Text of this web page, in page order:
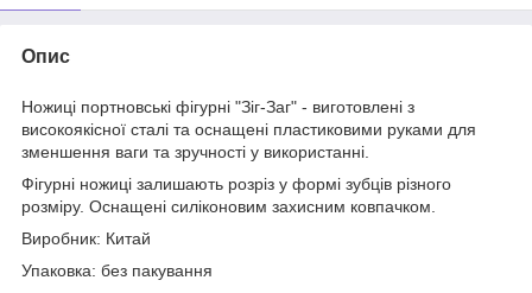
Опис
Ножиці портновські фігурні "Зіг-Заг" - виготовлені з
високоякісної сталі та оснащені пластиковими руками для
зменшення ваги та зручності у використанні.
Фігурні ножиці залишають розріз у формі зубців різного
розміру. Оснащені силіконовим захисним ковпачком.
Виробник: Китай
Упаковка: без пакування